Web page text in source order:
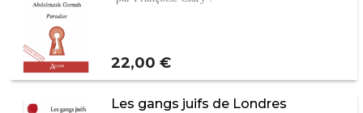
Prix
22,00 €
Les gangs juifs de Londres